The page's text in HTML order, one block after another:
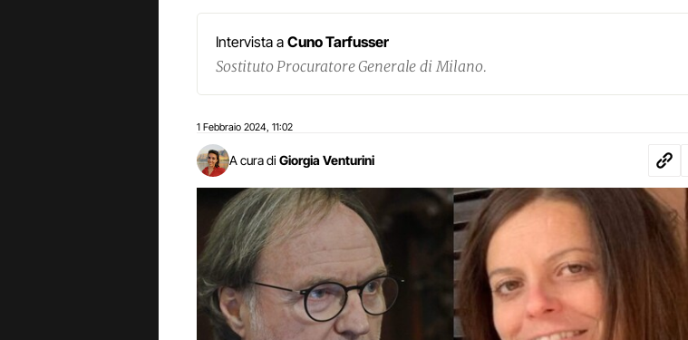
Intervista a Cuno Tarfusser
Sostituto Procuratore Generale di Milano.
1 Febbraio 2024 11:02
A cura di Giorgia Venturini